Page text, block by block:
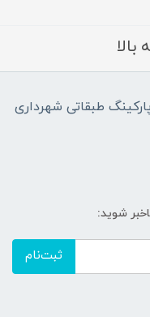
طبقاتی شهرداری
شوید:
ثبت‌نام